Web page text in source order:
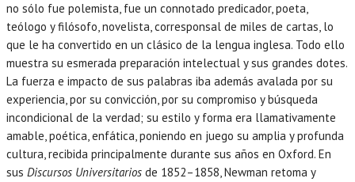
no sólo fue polemista, fue un connotado predicador, poeta,
teólogo y filósofo, novelista, corresponsal de miles de cartas, lo
que le ha convertido en un clásico de la lengua inglesa. Todo ello
muestra su esmerada preparación intelectual y sus grandes dotes.
La fuerza e impacto de sus palabras iba además avalada por su
experiencia, por su convicción, por su compromiso y búsqueda
incondicional de la verdad; su estilo y forma era llamativamente
amable, poética, enfática, poniendo en juego su amplia y profunda
cultura, recibida principalmente durante sus años en Oxford. En
sus Discursos Universitarios de 1852–1858, Newman retoma y